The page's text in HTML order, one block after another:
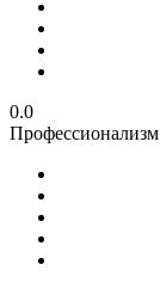
0.0
Профессионализм